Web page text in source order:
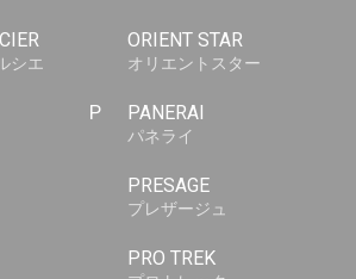
シエ
ORIENT STAR
オリエントスター
P PANERAI
パネライ
PRESAGE
プレザージュ
PRO TREK